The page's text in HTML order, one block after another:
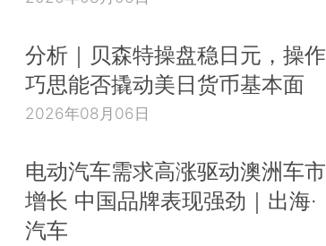
分析｜贝森特操盘稳日元，操作
巧思能否撬动美日货币基本面
2026年08月06日
电动汽车需求高涨驱动澳洲车市
增长 中国品牌表现强劲｜出海·
汽车